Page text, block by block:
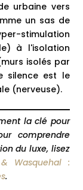
urbaine vers
un sas de
stimulation
à l'isolation
isolés par
silence est le
(nerveuse).
la clé pour
comprendre
du luxe, lisez
Wasquehal :
.